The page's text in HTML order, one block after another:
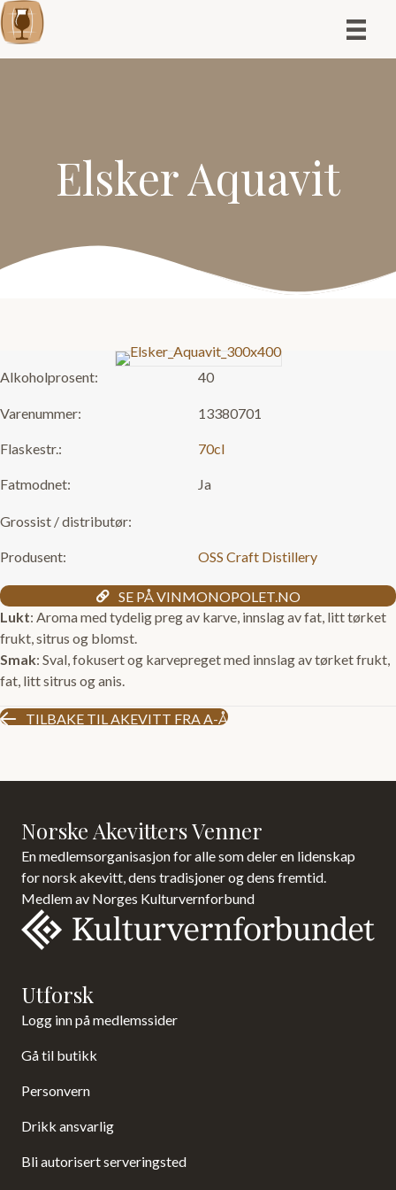
Elsker Aquavit
Alkoholprosent: 40
Varenummer: 13380701
Flaskestr.: 70cl
Fatmodnet: Ja
Grossist / distributør:
Produsent: OSS Craft Distillery
SE PÅ VINMONOPOLET.NO
Lukt: Aroma med tydelig preg av karve, innslag av fat, litt tørket
frukt, sitrus og blomst.
Smak: Sval, fokusert og karvepreget med innslag av tørket frukt,
fat, litt sitrus og anis.
TILBAKE TIL AKEVITT FRA A-Å
Norske Akevitters Venner
En medlemsorganisasjon for alle som deler en lidenskap
for norsk akevitt, dens tradisjoner og dens fremtid.
Medlem av Norges Kulturvernforbund
Utforsk
Logg inn på medlemssider
Gå til butikk
Personvern
Drikk ansvarlig
Bli autorisert serveringsted